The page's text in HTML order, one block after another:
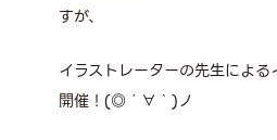
すが、
イラストレーターの先生によ
開催！(◎´∀｀)ノ